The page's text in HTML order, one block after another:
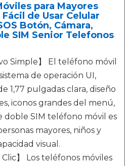
para Mayores
de Usar Celular
Botón, Cámara,
SIM Senior Telefonos
Simple】 El teléfono móvil
de operación UI,
1,77 pulgadas clara, diseño
iconos grandes del menú,
doble SIM teléfono móvil es
mayores, niños y
visual.
Clic】 Los teléfonos móviles